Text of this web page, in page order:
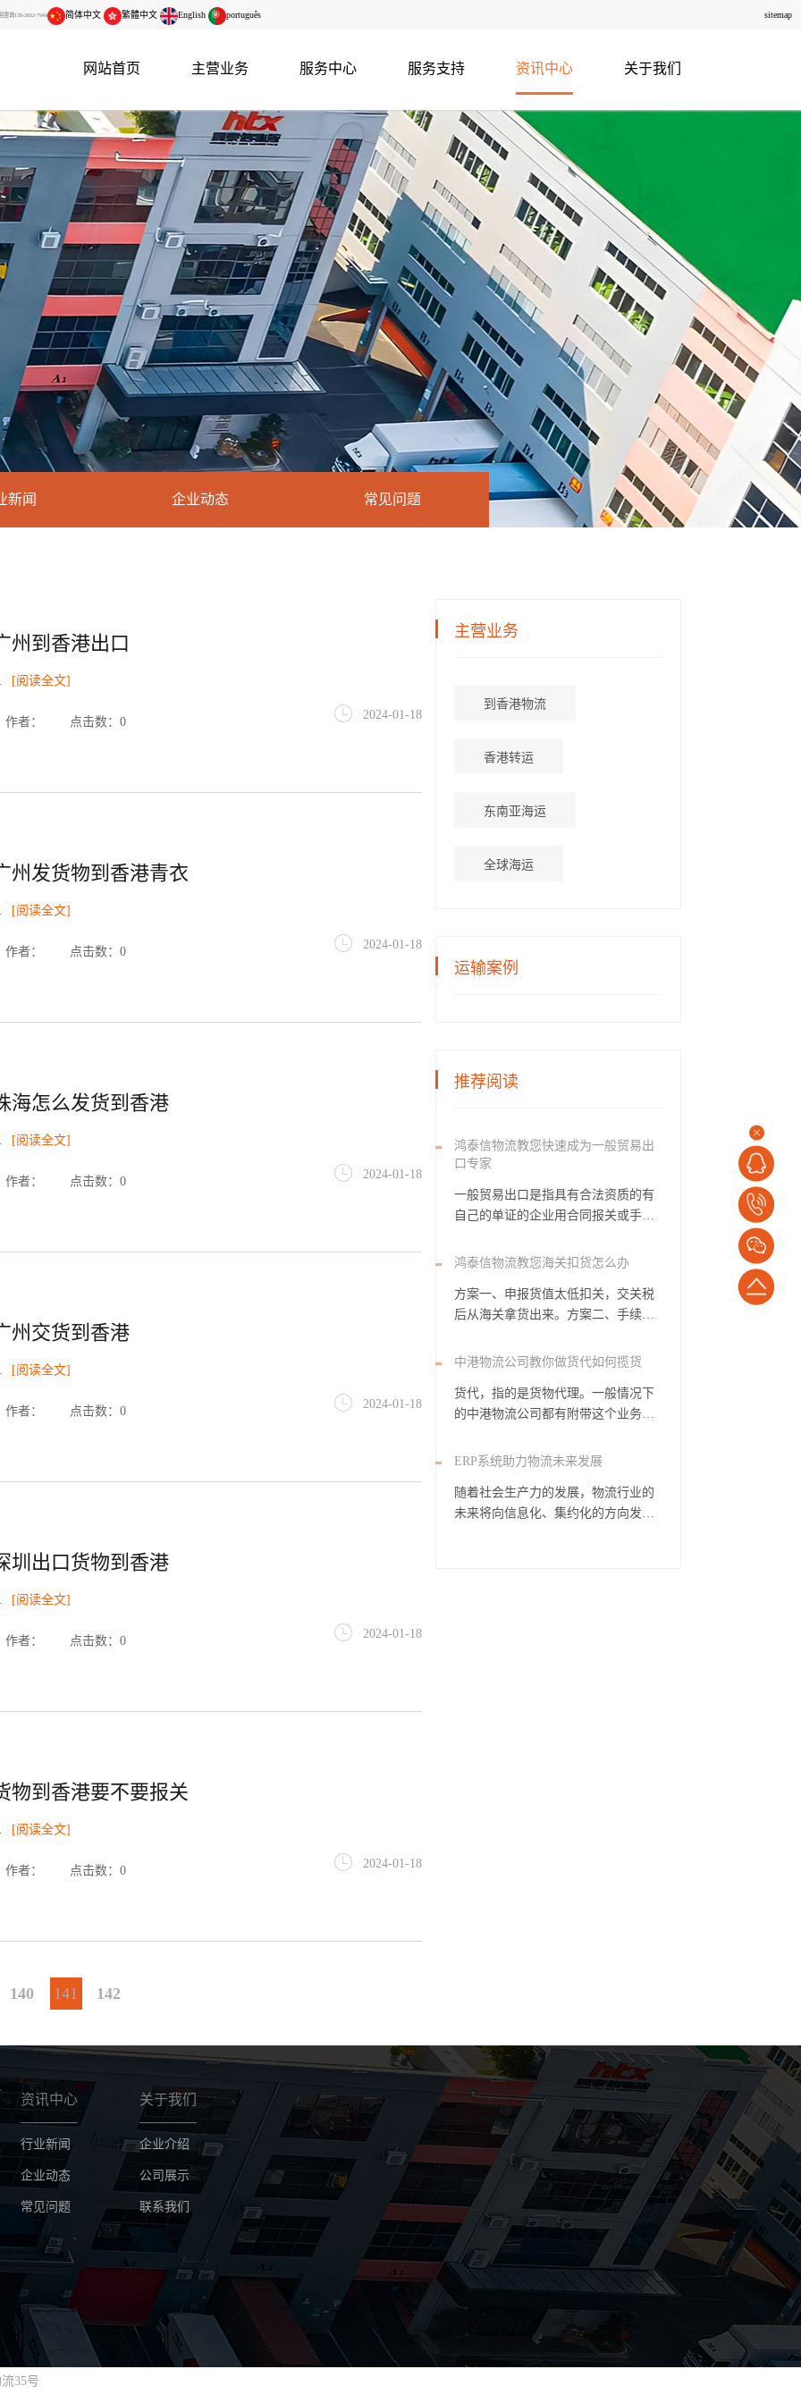
咨询138-2652-7944 简体中文 繁體中文 English português sitemap
网站首页 主营业务 服务中心 服务支持 资讯中心 关于我们
电
话：
返
新闻 企业动态 常见问题
州到香港出口
[阅读全文]
作者： 点击数：0
2024-01-18
州发货物到香港青衣
[阅读全文]
作者： 点击数：0
2024-01-18
海怎么发货到香港
[阅读全文]
作者： 点击数：0
2024-01-18
州交货到香港
[阅读全文]
作者： 点击数：0
2024-01-18
圳出口货物到香港
[阅读全文]
作者： 点击数：0
2024-01-18
物到香港要不要报关
[阅读全文]
作者： 点击数：0
2024-01-18
140 141 142
主营业务
到香港物流
香港转运
东南亚海运
全球海运
运输案例
推荐阅读
鸿泰信物流教您快速成为一般贸易出
口专家
一般贸易出口是指具有合法资质的有
自己的单证的企业用合同报关或手册
鸿泰信物流教您海关扣货怎么办
方案一、申报货值太低扣关，交关税
后从海关拿货出来。方案二、手续不
中港物流公司教你做货代如何揽货
货代，指的是货物代理。一般情况下
的中港物流公司都有附带这个业务，
ERP系统助力物流未来发展
随着社会生产力的发展，物流行业的
未来将向信息化、集约化的方向发
资讯中心
行业新闻
企业动态
常见问题
关于我们
企业介绍
公司展示
联系我们
35号